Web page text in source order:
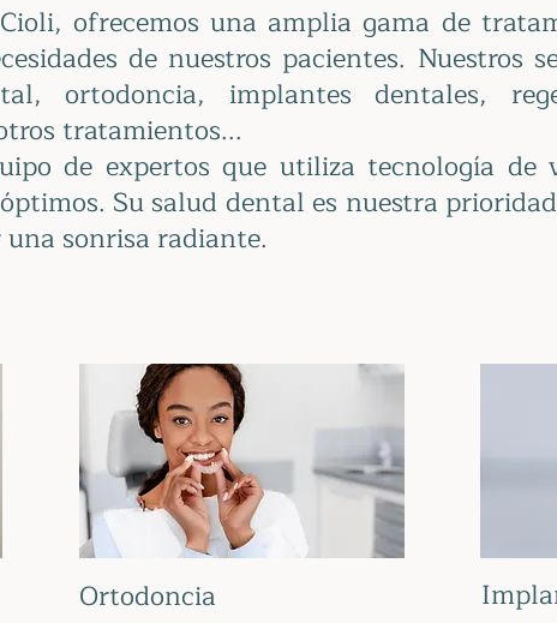
ofrecemos una amplia gama de
de nuestros pacientes. Nuestros
ortodoncia, implantes dentales,
tratamientos...
de expertos que utiliza tecnología de
Su salud dental es nuestra
sonrisa radiante.
Ortodoncia